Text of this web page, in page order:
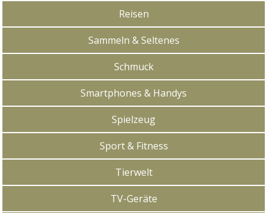
Reisen
Sammeln & Seltenes
Schmuck
Smartphones & Handys
Spielzeug
Sport & Fitness
Tierwelt
TV-Geräte